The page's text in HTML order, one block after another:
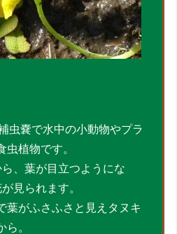
虫嚢で水中の小動物やプラ
虫植物です。
、葉が目立つようにな
見られます。
葉がふさふさと見えタヌキ
。